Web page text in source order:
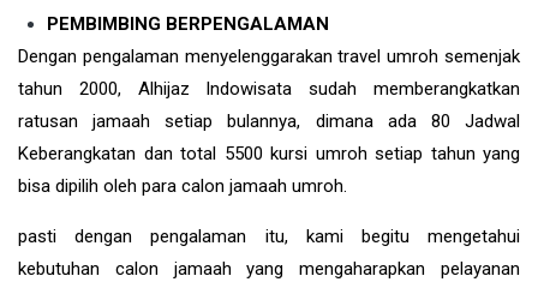
PEMBIMBING BERPENGALAMAN
Dengan pengalaman menyelenggarakan travel umroh semenjak
tahun 2000, Alhijaz Indowisata sudah memberangkatkan
ratusan jamaah setiap bulannya, dimana ada 80 Jadwal
Keberangkatan dan total 5500 kursi umroh setiap tahun yang
bisa dipilih oleh para calon jamaah umroh.
pasti dengan pengalaman itu, kami begitu mengetahui
kebutuhan calon jamaah yang mengaharapkan pelayanan